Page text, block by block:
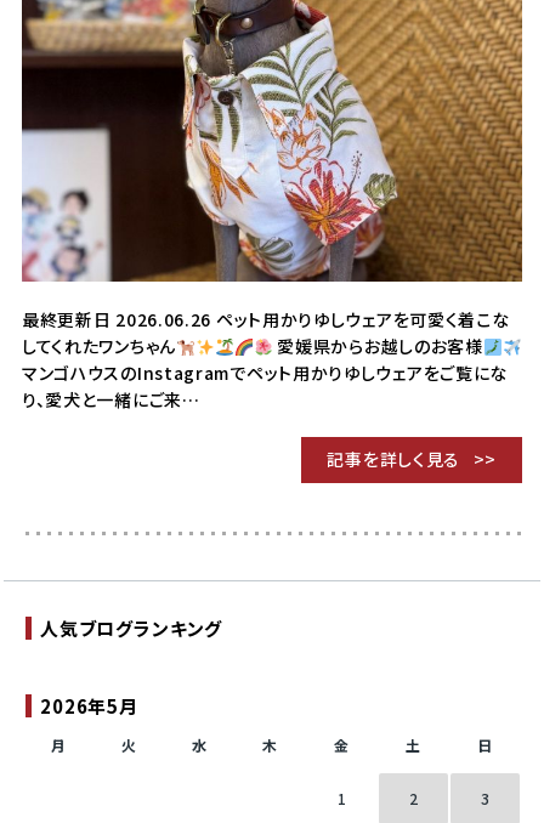
最終更新日 2026.06.26 ペット用かりゆしウェアを可愛く着こな
してくれたワンちゃん
愛媛県からお越しのお客様
マンゴハウスのInstagramでペット用かりゆしウェアをご覧にな
り、愛犬と一緒にご来…
記事を詳しく見る
2026年5月
月 火 水 木 金 土 日
1 2 3
人気ブログランキング